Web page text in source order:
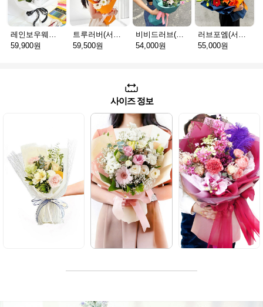
59,900원
59,500원
비비드러브(서울S)
54,000원
55,000원
사이즈 정보
작지만 센스 있는
일상 속 특별함을
두팔로 한가득~ 잊지